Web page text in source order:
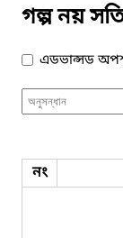
গল্প নয়
এডভান্সড
নং